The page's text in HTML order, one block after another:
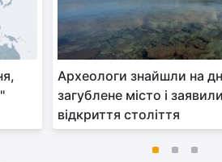
Археологи знайшли на
загублене місто і
відкриття століття